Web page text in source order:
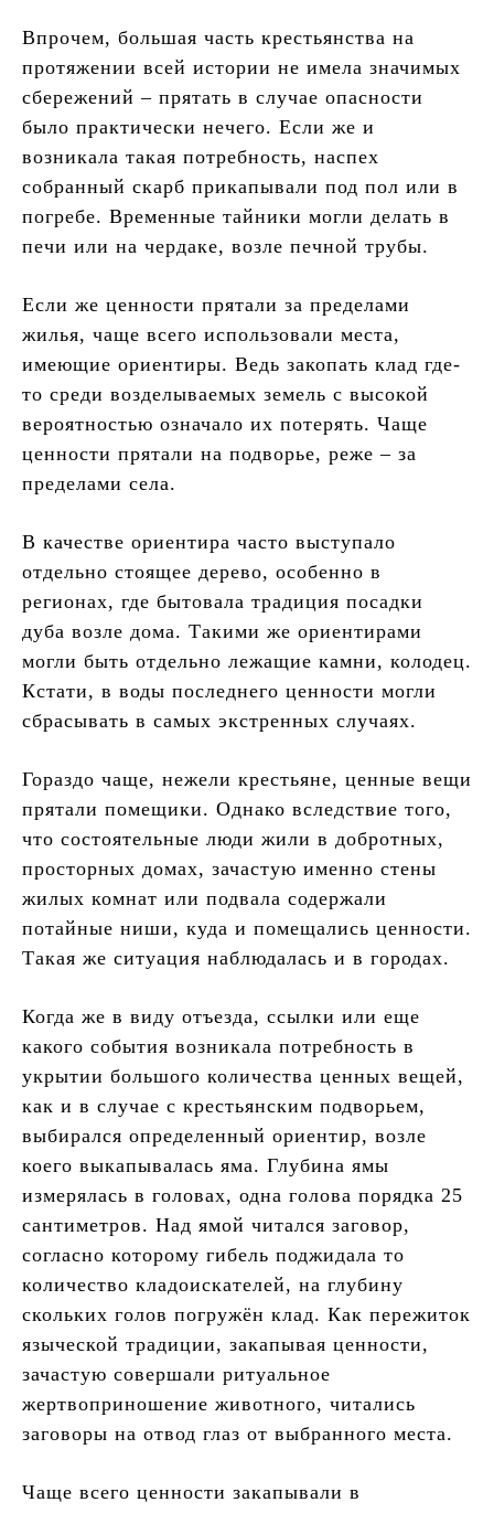
Впрочем, большая часть крестьянства на
протяжении всей истории не имела значимых
сбережений – прятать в случае опасности
было практически нечего. Если же и
возникала такая потребность, наспех
собранный скарб прикапывали под пол или в
погребе. Временные тайники могли делать в
печи или на чердаке, возле печной трубы.
Если же ценности прятали за пределами
жилья, чаще всего использовали места,
имеющие ориентиры. Ведь закопать клад где-
то среди возделываемых земель с высокой
вероятностью означало их потерять. Чаще
ценности прятали на подворье, реже – за
пределами села.
В качестве ориентира часто выступало
отдельно стоящее дерево, особенно в
регионах, где бытовала традиция посадки
дуба возле дома. Такими же ориентирами
могли быть отдельно лежащие камни, колодец.
Кстати, в воды последнего ценности могли
сбрасывать в самых экстренных случаях.
Гораздо чаще, нежели крестьяне, ценные вещи
прятали помещики. Однако вследствие того,
что состоятельные люди жили в добротных,
просторных домах, зачастую именно стены
жилых комнат или подвала содержали
потайные ниши, куда и помещались ценности.
Такая же ситуация наблюдалась и в городах.
Когда же в виду отъезда, ссылки или еще
какого события возникала потребность в
укрытии большого количества ценных вещей,
как и в случае с крестьянским подворьем,
выбирался определенный ориентир, возле
коего выкапывалась яма. Глубина ямы
измерялась в головах, одна голова порядка 25
сантиметров. Над ямой читался заговор,
согласно которому гибель поджидала то
количество кладоискателей, на глубину
скольких голов погружён клад. Как пережиток
языческой традиции, закапывая ценности,
зачастую совершали ритуальное
жертвоприношение животного, читались
заговоры на отвод глаз от выбранного места.
Чаще всего ценности закапывали в